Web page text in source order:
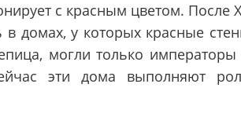
с красным цветом. После
в домах, у которых красные
могли только императоры
эти дома выполняют